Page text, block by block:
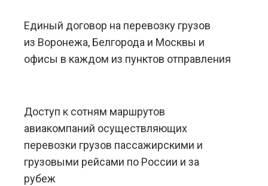
Единый договор на перевозку грузов
из Воронежа, Белгорода и Москвы и
офисы в каждом из пунктов отправления
Доступ к сотням маршрутов
авиакомпаний осуществляющих
перевозки грузов пассажирскими и
грузовыми рейсами по России и за
рубеж